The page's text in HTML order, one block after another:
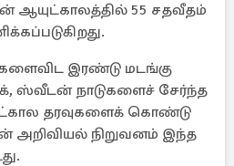
ஆயுட்காலத்தில் 55 சதவீதம்
இரண்டு மடங்கு
ஸ்வீடன் நாடுகளைச் சேர்ந்த
தரவுகளைக் கொண்டு
நிறுவனம் இந்த